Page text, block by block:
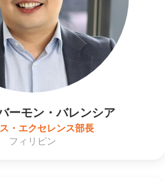
ーモン・バレンシア
・エクセレンス部長
フィリピン